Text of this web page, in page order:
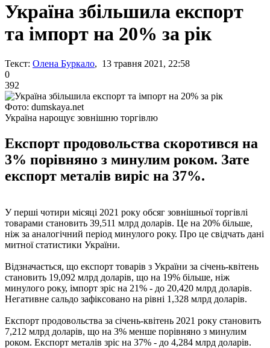
Україна збільшила експорт
та імпорт на 20% за рік
Текст: Олена Буркало, 13 травня 2021, 22:58
0
392
Фото: dumskaya.net
Україна нарощує зовнішню торгівлю
Експорт продовольства скоротився на
3% порівняно з минулим роком. Зате
експорт металів виріс на 37%.
У перші чотири місяці 2021 року обсяг зовнішньої торгівлі
товарами становить 39,511 млрд доларів. Це на 20% більше,
ніж за аналогічний період минулого року. Про це свідчать дані
митної статистики України.
Відзначається, що експорт товарів з України за січень-квітень
становить 19,092 млрд доларів, що на 19% більше, ніж
минулого року, імпорт зріс на 21% - до 20,420 млрд доларів.
Негативне сальдо зафіксовано на рівні 1,328 млрд доларів.
Експорт продовольства за січень-квітень 2021 року становить
7,212 млрд доларів, що на 3% менше порівняно з минулим
роком. Експорт металів зріс на 37% - до 4,284 млрд доларів.